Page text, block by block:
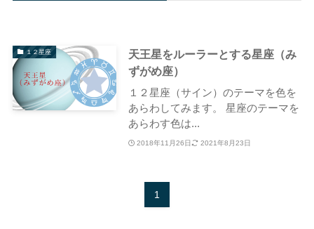
１２星座
天王星をルーラーとする星座（み
ずがめ座）
１２星座（サイン）のテーマを色を
あらわしてみます。 星座のテーマを
あらわす色は...
2018年11月26日 2021年8月23日
1